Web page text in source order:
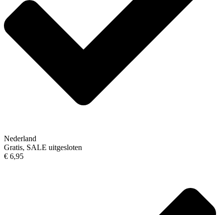
Nederland
Gratis, SALE uitgesloten
€ 6,95